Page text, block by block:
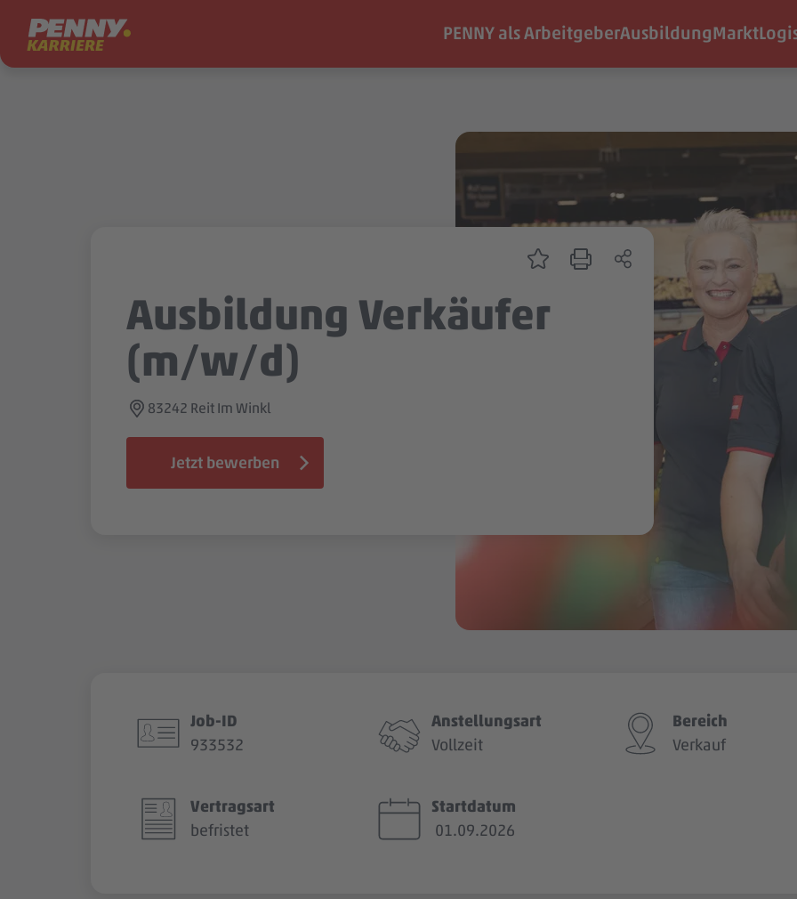
Zum Inhalt springen PENNY als ArbeitgeberAusbildungMarkt
Ausbildung Verkäufer
(m/w/d)
83242 Reit Im Winkl
Jetzt bewerben
Job-ID
933532
Anstellungsart
Vollzeit
Bereich
Verkauf
Vertragsart
befristet
Startdatum
01.09.2026